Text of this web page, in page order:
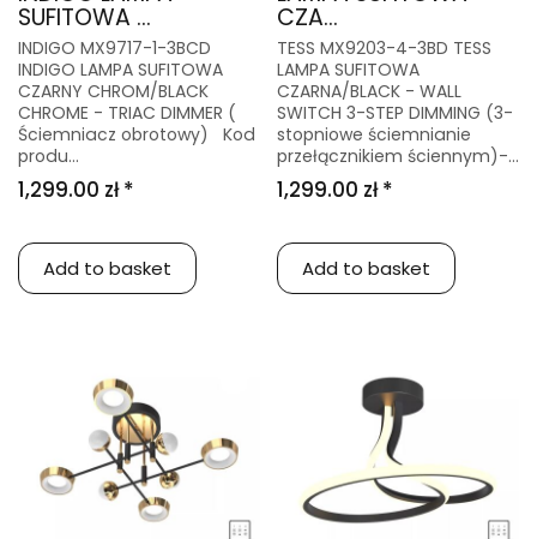
SUFITOWA ...
INDIGO MX9717-1-3BCD
INDIGO LAMPA SUFITOWA
CZARNY CHROM/BLACK
CHROME - TRIAC DIMMER (
Ściemniacz obrotowy) Kod
produ...
1,299.00 zł *
Add to basket
CZA...
TESS MX9203-4-3BD TESS
LAMPA SUFITOWA
CZARNA/BLACK - WALL
SWITCH 3-STEP DIMMING (3-
stopniowe ściemnianie
przełącznikiem ściennym)-...
1,299.00 zł *
Add to basket